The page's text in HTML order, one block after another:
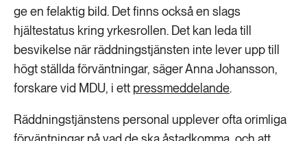
ge en felaktig bild. Det finns också en slags
hjältestatus kring yrkesrollen. Det kan leda till
besvikelse när räddningstjänsten inte lever upp till
högt ställda förväntningar, säger Anna Johansson,
forskare vid MDU, i ett pressmeddelande.
Räddningstjänstens personal upplever ofta orimliga